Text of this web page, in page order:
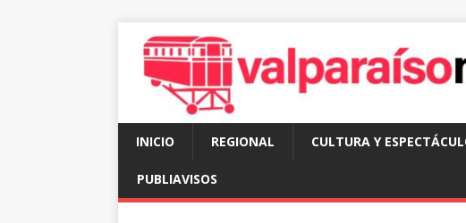
INICIO REGIONAL CULTURA Y
PUBLIAVISOS